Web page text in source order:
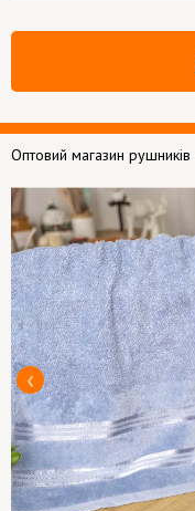
Оптовий магазин рушників